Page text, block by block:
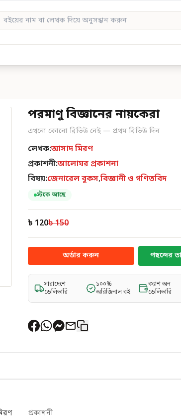
পরমাণু বিজ্ঞানের নায়কেরা
এখনো কোনো রিভিউ নেই — প্রথম রিভিউ দিন
লেখক:আসাদ মিরণ
প্রকাশনী:আলোঘর প্রকাশনা
বিষয়:জেনারেল বুকস,বিজ্ঞানী ও গণিতবিদ
স্টকে আছে
৳ 120৳ 150
অর্ডার করুন পছন্দের
সারাদেশে
ডেলিভারি
১০০%
অরিজিনাল বই
ক্যাশ অন
ডেলিভারি
প্রকাশনী